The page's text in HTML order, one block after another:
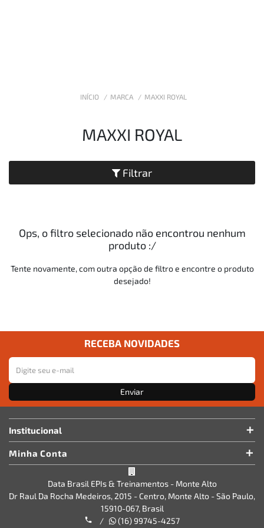
INÍCIO MARCA MAXXI ROYAL
MAXXI ROYAL
Filtrar
Ops, o filtro selecionado não encontrou nenhum
produto :/
Tente novamente, com outra opção de filtro e encontre o produto
desejado!
RECEBA NOVIDADES
Enviar
Institucional
Minha Conta
Data Brasil EPIs & Treinamentos - Monte Alto
Dr Raul Da Rocha Medeiros, 2015 - Centro, Monte Alto - São Paulo,
15910-067, Brasil
/
(16) 99745-4257